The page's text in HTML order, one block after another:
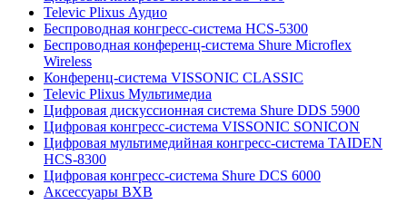
Televic Plixus Аудио
Беспроводная конгресс-система HCS-5300
Беспроводная конференц-система Shure Microflex
Wireless
Конференц-система VISSONIC CLASSIC
Televic Plixus Мультимедиа
Цифровая дискуссионная система Shure DDS 5900
Цифровая конгресс-система VISSONIC SONICON
Цифровая мультимедийная конгресс-система TAIDEN
HCS-8300
Цифровая конгресс-система Shure DCS 6000
Аксессуары BXB